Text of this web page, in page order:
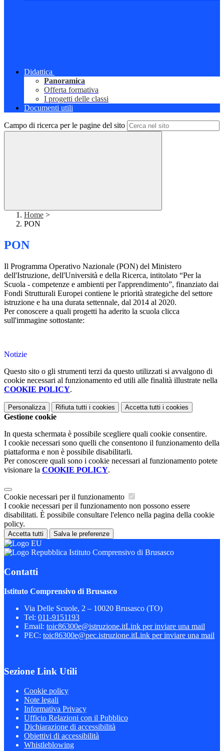
Didattica
Panoramica
Offerta formativa
I progetti delle classi
Documenti utili
Campo di ricerca per le pagine del sito
Home >
PON
PON
Il Programma Operativo Nazionale (PON) del Ministero
dell'Istruzione, dell'Università e della Ricerca, intitolato “Per la
Scuola - competenze e ambienti per l'apprendimento”, finanziato dai
Fondi Strutturali Europei contiene le priorità strategiche del settore
istruzione e ha una durata settennale, dal 2014 al 2020.
Per conoscere a quali progetti ha aderito la scuola clicca
sull'immagine sottostante:
Notizie
Questo sito o gli strumenti terzi da questo utilizzati si avvalgono di
cookie necessari al funzionamento ed utili alle finalità illustrate nella
COOKIE POLICY.
Personalizza Rifiuta tutti i cookies Accetta tutti i cookies
Gestione cookie
In questa schermata è possibile scegliere quali cookie consentire.
I cookie necessari sono quelli che consentono il funzionamento della
piattaforma e non è possibile disabilitarli.
Per conoscere quali sono i cookie necessari al funzionamento potete
visionare la COOKIE POLICY.
Cookie necessari per il funzionamento
I cookie necessari per il funzionamento non possono essere
disabilitati. È possibile consultare l'elenco nella pagina della cookie
policy.
Accetta tutti Salva le preferenze
Istituto Comprensivo di Brusasco
Contatti
Istituto Comprensivo di Brusasco
Via Delle Scuole, 2 – 10020 Brusasco (TO)
Tel: 011-9151193
Email: toic86300e@istruzione.itLink per inviare una mail
PEC: toic86300e@pec.istruzione.itLink per inviare una mail
Sezione Link Utili
Cookie policy
Note legali
Informativa Privacy
Ufficio Relazioni con il Pubblico
Dichiarazione di accessibilità
Obiettivi di accessibilità
Whistleblowing